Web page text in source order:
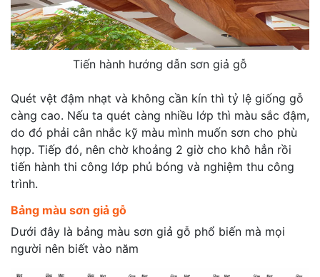
Tiến hành hướng dẫn sơn giả gỗ
Quét vệt đậm nhạt và không cần kín thì tỷ lệ giống gỗ
càng cao. Nếu ta quét càng nhiều lớp thì màu sắc đậm,
do đó phải cân nhắc kỹ màu mình muốn sơn cho phù
hợp. Tiếp đó, nên chờ khoảng 2 giờ cho khô hẳn rồi
tiến hành thi công lớp phủ bóng và nghiệm thu công
trình.
Bảng màu sơn giả gỗ
Dưới đây là bảng màu sơn giả gỗ phổ biến mà mọi
người nên biết vào năm